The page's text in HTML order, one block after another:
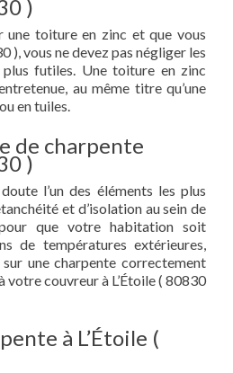
)
une toiture en zinc et que vous
), vous ne devez pas négliger les
futiles. Une toiture en zinc
au même titre qu’une
en tuiles.
de charpente
)
l’un des éléments les plus
et d’isolation au sein de
que votre habitation soit
de températures extérieures,
une charpente correctement
votre couvreur à L’Étoile ( 80830
à L’Étoile (